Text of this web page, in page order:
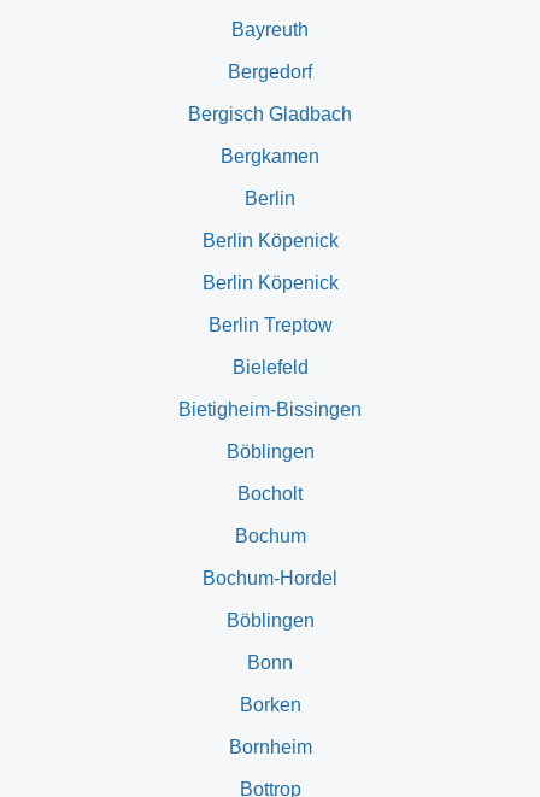
Bayreuth
Bergedorf
Bergisch Gladbach
Bergkamen
Berlin
Berlin Köpenick
Berlin Köpenick
Berlin Treptow
Bielefeld
Bietigheim-Bissingen
Böblingen
Bocholt
Bochum
Bochum-Hordel
Böblingen
Bonn
Borken
Bornheim
Bottrop